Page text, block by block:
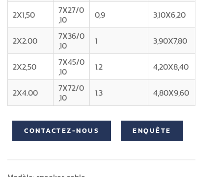
2X1,50
7X27/0
,10
0,9 3,10X6,20
2X2.00
7X36/0
,10
1 3,90X7,80
2X2,50
7X45/0
,10
1.2 4,20X8,40
2X4.00
7X72/0
,10
1.3 4,80X9,60
CONTACTEZ-NOUS ENQUÊTE